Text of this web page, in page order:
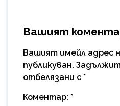
Вашият
Вашият имейл адрес
публикуван.
отбелязани с *
Коментар: *